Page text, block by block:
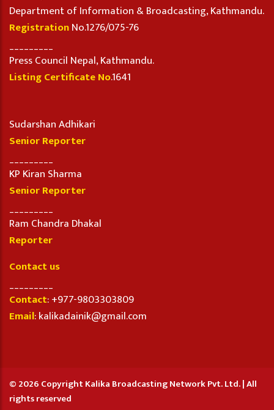
Department of Information & Broadcasting, Kathmandu.
RegistrationNo.1276/075-76
Press Council Nepal, Kathmandu.
Listing Certificate No.1641
Sudarshan Adhikari
Senior Reporter
KP Kiran Sharma
Senior Reporter
Ram Chandra Dhakal
Reporter
Contact us
Contact: +977-9803303809
Email: kalikadainik@gmail.com
© 2026 Copyright Kalika Broadcasting Network Pvt. Ltd. | All
rights reserved